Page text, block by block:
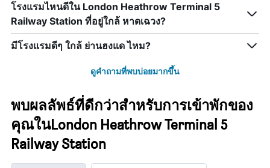
โรงแรมไหนดีใน London Heathrow Terminal 5
Railway Station ที่อยู่ใกล้ หาดเฉวง?
มีโรงแรมดีๆ ใกล้ ย่านฮงแด ไหม?
ดูคำถามที่พบบ่อยมากขึ้น
พบผลลัพธ์ที่ดีกว่าสำหรับการเข้าพักของ
คุณในLondon Heathrow Terminal 5
Railway Station